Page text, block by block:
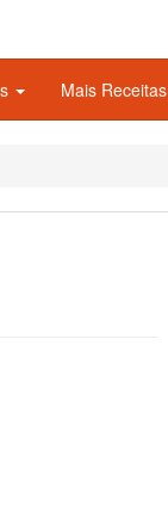
Mais Receitas